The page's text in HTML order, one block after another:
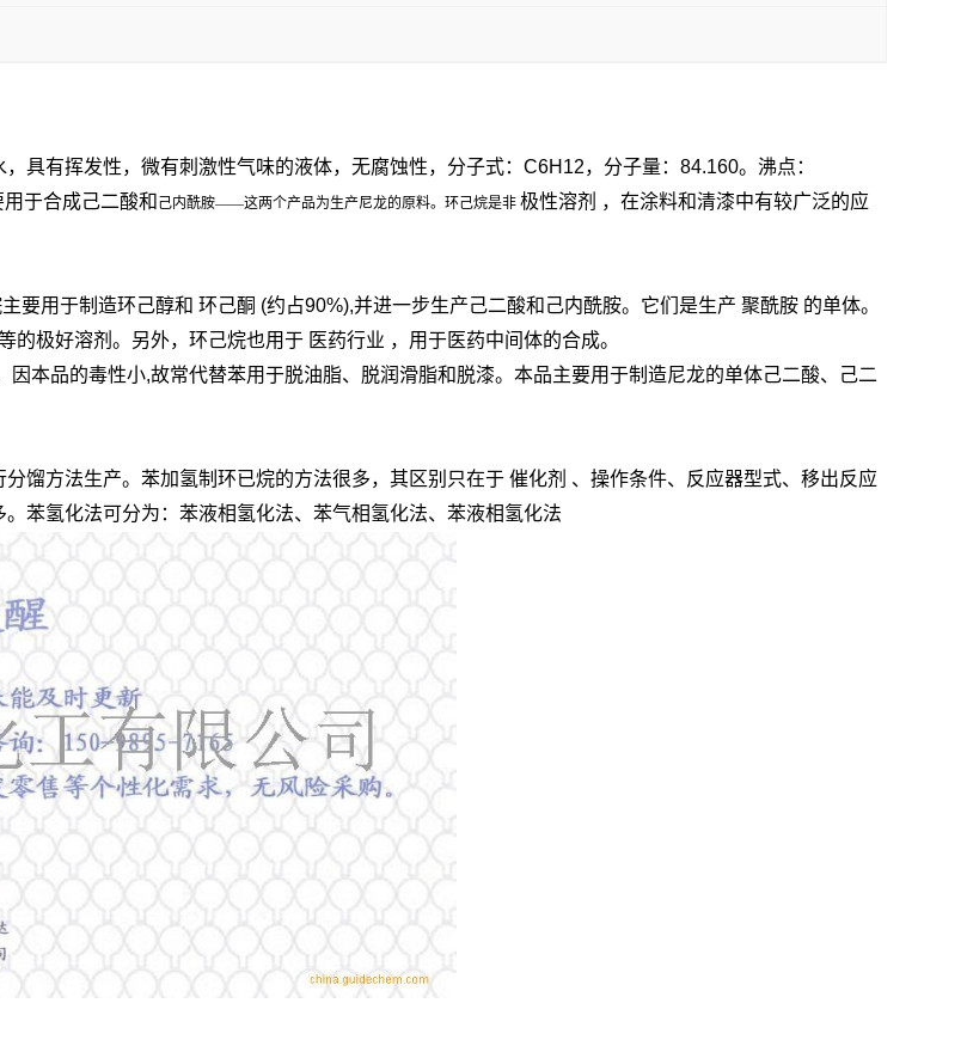
，具有挥发性，微有刺激性气味的液体，无腐蚀性，分子式：C6H12，分子量：84.160。沸点：
于合成己二酸和 己内酰胺——这两个产品为生产尼龙的原料。环己烷是非 极性溶剂 ，在涂料和清漆中有较广泛的应
要用于制造环己醇和 环己酮 (约占90%),并进一步生产己二酸和己内酰胺。它们是生产 聚酰胺 的单体。
的极好溶剂。另外，环己烷也用于 医药行业 ，用于医药中间体的合成。
本品的毒性小,故常代替苯用于脱油脂、脱润滑脂和脱漆。本品主要用于制造尼龙的单体己二酸、己二
馏方法生产。苯加氢制环已烷的方法很多，其区别只在于 催化剂 、操作条件、反应器型式、移出反应
苯氢化法可分为：苯液相氢化法、苯气相氢化法、苯液相氢化法